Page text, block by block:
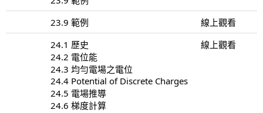
23.9 範例
線上觀看
24.1 歷史
24.2 電位能
24.3 均勻電場之電位
24.4 Potential of Discrete Charges
24.5 電場推導
24.6 梯度計算
線上觀看